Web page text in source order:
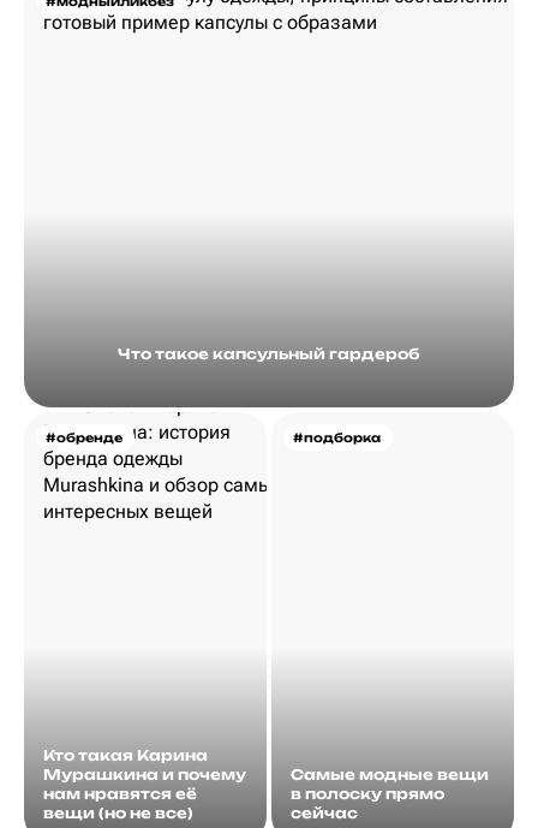
Что такое капсульный гардероб
#обренде
Кто такая Карина
Мурашкина и почему
нам нравятся её
вещи (но не все)
#подборка
Самые модные вещи
в полоску прямо
сейчас